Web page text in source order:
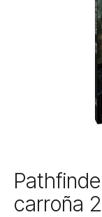
Saltar
al
comienzo
carroña